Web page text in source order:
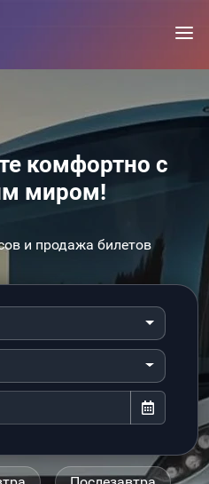
комфортно с
миром!
и продажа билетов